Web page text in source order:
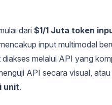
dari $1/1 Juta token
input multimodal
melalui API yang
API secara visual,
unit.